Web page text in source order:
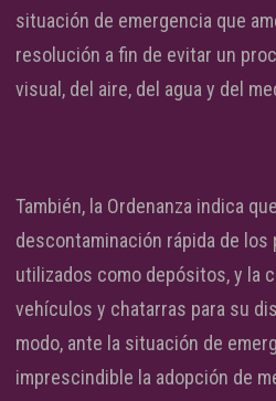
situación de emergencia que
resolución a fin de evitar un
visual, del aire, del agua y del
También, la Ordenanza indica
descontaminación rápida de
utilizados como depósitos, y la
vehículos y chatarras para su
modo, ante la situación de
imprescindible la adopción de